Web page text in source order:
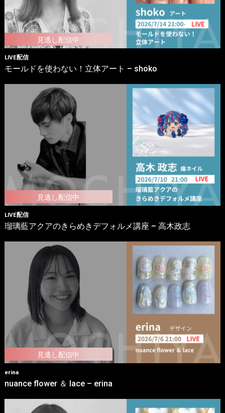
LIVE配信
モールドを使わない！立体アート – shoko
LIVE配信
瑠璃藍アクアのきらめきデフォルメ講座 – 高木政志
erina
nuance flower ＆ lace – erina